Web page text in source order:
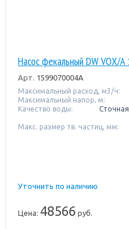
Насос фекальный DW VOX/A
Арт. 1599070004A
Максимальный расход, м3/ч:
Максимальный напор, м:
Качество воды:
Макс. размер тв. частиц, мм:
Уточнить по наличию
Цена: 48566 руб.